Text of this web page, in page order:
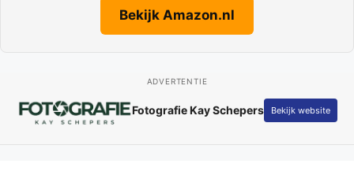
Bekijk Amazon.nl
ADVERTENTIE
Fotografie Kay Schepers Bekijk website